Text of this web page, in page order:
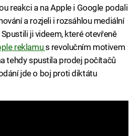
reakci a na Apple i Google podali
a rozjeli i rozsáhlou mediální
ji videem, které otevřeně
reklamus revolučním motivem
tehdy spustila prodej počítačů
jde o boj proti diktátu